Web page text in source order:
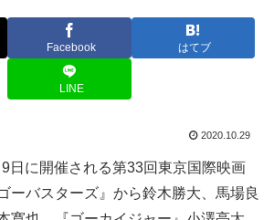
Facebook はてブ
LINE
2020.10.29
日に開催される第33回東京国際映画
ーバスターズ』から鈴木勝大、馬場良